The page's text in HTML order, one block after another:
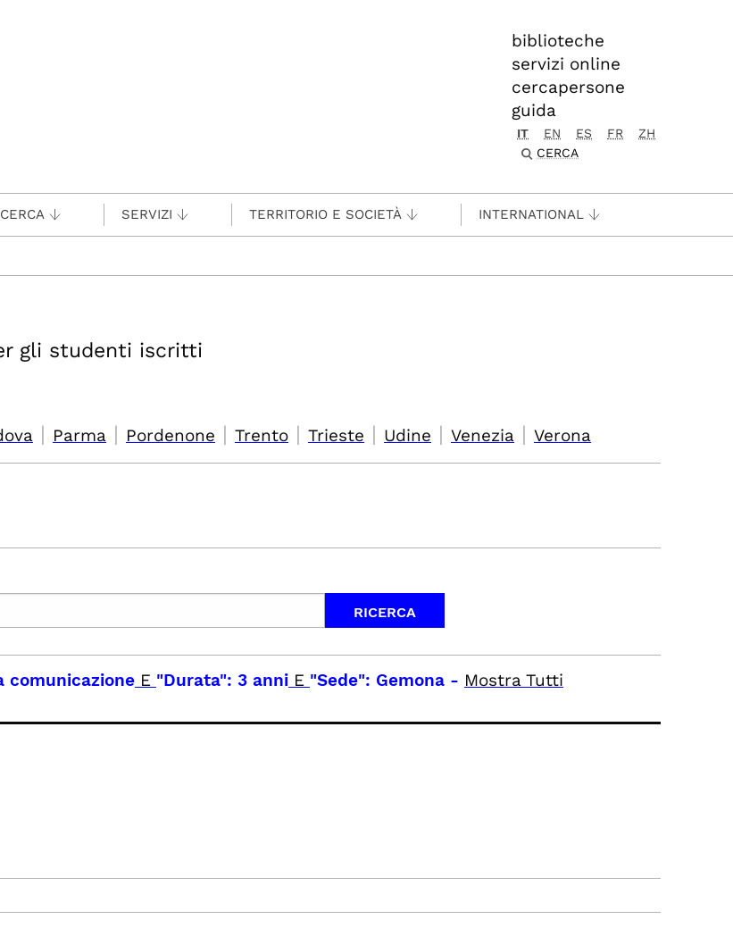
biblioteche
servizi online
cercapersone
guida
IT EN ES FR
ZH
CERCA
SERVIZI TERRITORIO E SOCIETÀ INTERNATIONAL
gli studenti iscritti
| Parma | Pordenone | Trento | Trieste | Udine | Venezia | Verona
comunicazione E "Durata": 3 anni E "Sede": Gemona - Mostra Tutti